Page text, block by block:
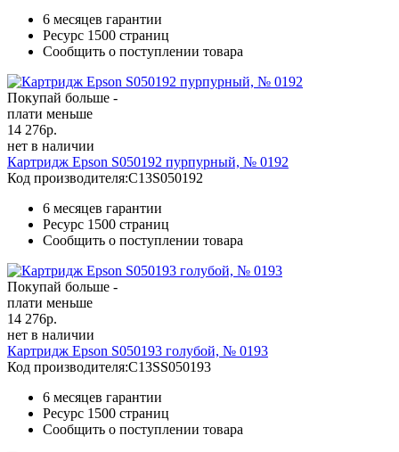
6 месяцев гарантии
Ресурс 1500 страниц
Сообщить о поступлении товара
Покупай больше -
плати меньше
14 276р.
нет в наличии
Картридж Epson S050192 пурпурный, № 0192
Код производителя:C13S050192
6 месяцев гарантии
Ресурс 1500 страниц
Сообщить о поступлении товара
Покупай больше -
плати меньше
14 276р.
нет в наличии
Картридж Epson S050193 голубой, № 0193
Код производителя:C13SS050193
6 месяцев гарантии
Ресурс 1500 страниц
Сообщить о поступлении товара